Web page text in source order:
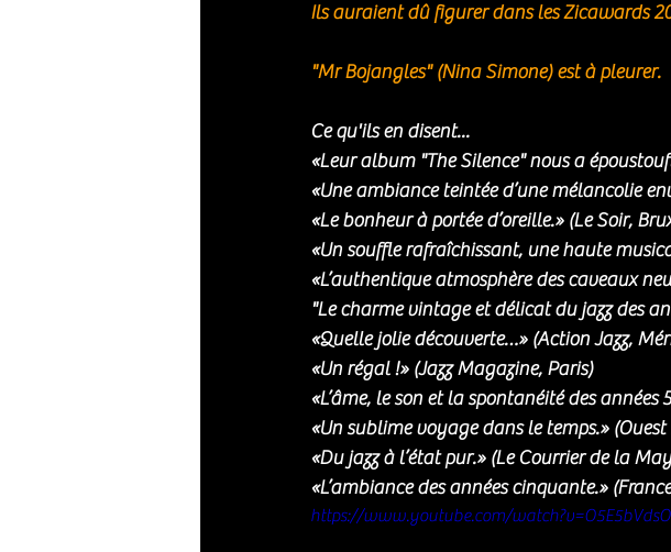
Ils auraient dû figurer dans les Zicawards
"Mr Bojangles" (Nina Simone) est à pleurer.
Ce qu'ils en disent...
«Leur album "The Silence" nous a
«Une ambiance teintée d’une mélancolie
«Le bonheur à portée d’oreille.» (Le Soir,
«Un souffle rafraîchissant, une haute
«L’authentique atmosphère des caveaux
"Le charme vintage et délicat du jazz des
«Quelle jolie découverte…» (Action Jazz,
«Un régal !» (Jazz Magazine, Paris)
«L’âme, le son et la spontanéité des années
«Un sublime voyage dans le temps.» (Ouest
«Du jazz à l’état pur.» (Le Courrier de la
«L’ambiance des années cinquante.»
https://www.youtube.com/